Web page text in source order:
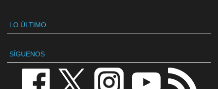
LO ÚLTIMO
SÍGUENOS